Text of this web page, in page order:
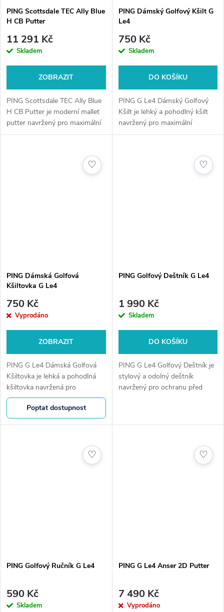
PING Scottsdale TEC Ally Blue
H CB Putter
11 291 Kč
Skladem
ZOBRAZIT
PING Scottsdale TEC Ally Blue
H CB Putter je moderní mallet
putter navržený pro maximální
stabilitu, přesné zarovnání a
technologii Eye-Q a měkkému
PING Dámský Golfový Kšilt G
Le4
750 Kč
Skladem
DO KOŠÍKU
PING G Le4 Dámský Golfový
Kšilt je lehký a pohodlný kšilt
navržený pro maximální
komfort na hřišti. Skvěle sedí,
váš golfový outfit.U nás nejste
PING Dámská Golfová
Kšiltovka G Le4
750 Kč
Vyprodáno
ZOBRAZIT
PING G Le4 Dámská Golfová
Kšiltovka je lehká a pohodlná
kšiltovka navržená pro
maximální komfort na hřišti.
Prodyšný materiál, skvělé
usazení a čistý sportovní styl
Poptat dostupnost
♡
PING Golfový Deštník G Le4
1 990 Kč
Skladem
DO KOŠÍKU
PING G Le4 Golfový Deštník je
stylový a odolný deštník
navržený pro ochranu před
♡
PING Golfový Ručník G Le4
590 Kč
Skladem
♡
PING G Le4 Anser 2D Putter
7 490 Kč
Vyprodáno
♡